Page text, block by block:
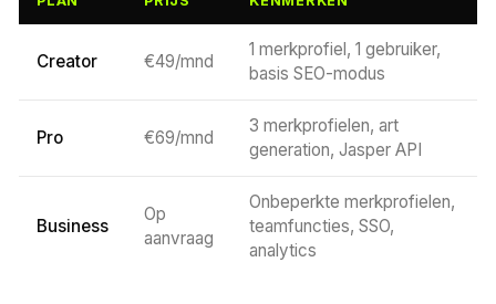
Creator €49/mnd
1 merkprofiel, 1 gebruiker,
basis SEO-modus
Pro €69/mnd
3 merkprofielen, art
generation, Jasper API
Business
Op
aanvraag
Onbeperkte merkprofielen,
teamfuncties, SSO,
analytics